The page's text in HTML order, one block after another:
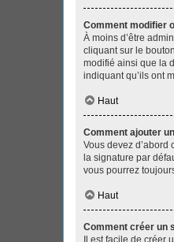
Comment modifier
À moins d’être
cliquant sur le bouton
modifié ainsi que la
indiquant qu’ils ont
Haut
Comment ajouter
Vous devez
la signature par
vous pourrez
Haut
Comment créer un
Il est facile de